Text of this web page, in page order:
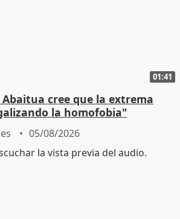
01:41
cree que la extrema
la homofobia"
05/08/2026